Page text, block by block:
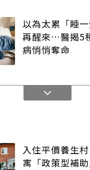
以為太累「睡
再醒來…醫揭5
病悄悄奪命
入住平價養生
寓「政策型補